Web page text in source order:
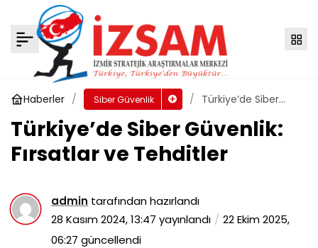
Haberler Siber Güvenlik
Türkiye’de Siber
ve Tehditler
Türkiye’de Siber Güvenlik:
Fırsatlar ve Tehditler
admin tarafından hazırlandı
28 Kasım 2024, 13:47 yayınlandı
22 Ekim 2025,
06:27 güncellendi
Türkiye’de Siber Güvenlik: Fırsatlar ve
Tehditler
Yorum Yap